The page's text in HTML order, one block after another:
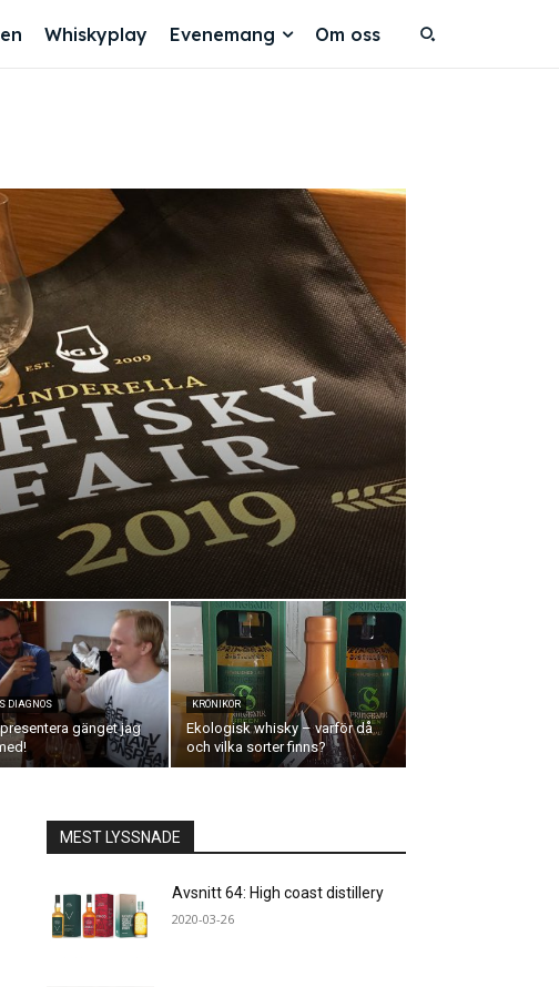
Whiskyplay Evenemang Om oss
DIAGNOS
gänget jag
KRÖNIKOR
Ekologisk whisky – varför då
och vilka sorter finns?
MEST LYSSNADE
Avsnitt 64: High coast distillery
2020-03-26